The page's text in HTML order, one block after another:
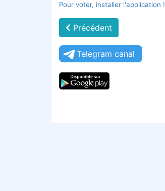
Pour voter, installer l'application !
Précédent
Telegram canal